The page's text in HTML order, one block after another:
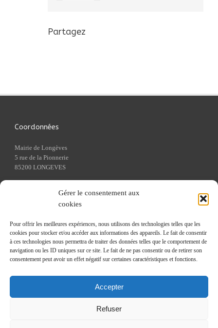
Gérer le consentement aux
cookies
Pour offrir les meilleures expériences, nous utilisons des technologies telles que les
cookies pour stocker et/ou accéder aux informations des appareils. Le fait de consentir
à ces technologies nous permettra de traiter des données telles que le comportement de
navigation ou les ID uniques sur ce site. Le fait de ne pas consentir ou de retirer son
consentement peut avoir un effet négatif sur certaines caractéristiques et fonctions.
Accepter
Refuser
Partagez
Coordonnées
Mairie de Longèves
5 rue de la Pionnerie
85200 LONGEVES
Fax : 02 51 69 13 08
Liens utiles
Cadastre
Caisse Primaire d'Assurance Maladie